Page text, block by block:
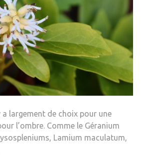
a largement de choix pour une
l’ombre. Comme le Géranium
Lamium maculatum,